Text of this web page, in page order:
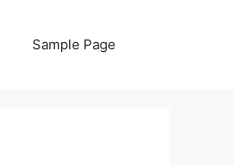
Sample Page